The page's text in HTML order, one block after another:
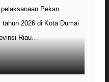
Pekan
2026 di Kota Dumai
Riau…